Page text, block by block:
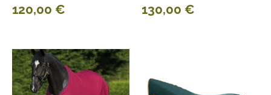
120,00 € 130,00 €